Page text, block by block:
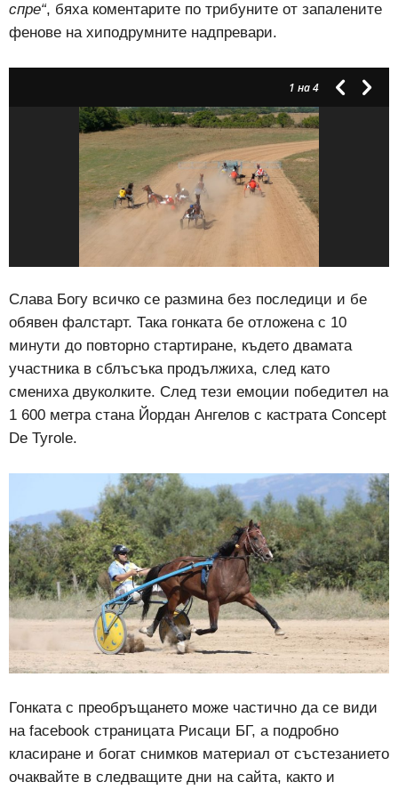
спре“, бяха коментарите по трибуните от запалените
фенове на хиподрумните надпревари.
1 на 4
Слава Богу всичко се размина без последици и бе
обявен фалстарт. Така гонката бе отложена с 10
минути до повторно стартиране, където двамата
участника в сблъсъка продължиха, след като
смениха двуколките. След тези емоции победител на
1 600 метра стана Йордан Ангелов с кастрата Concept
De Tyrole.
Гонката с преобръщането може частично да се види
на facebook страницата Рисаци БГ, а подробно
класиране и богат снимков материал от състезанието
очаквайте в следващите дни на сайта, както и